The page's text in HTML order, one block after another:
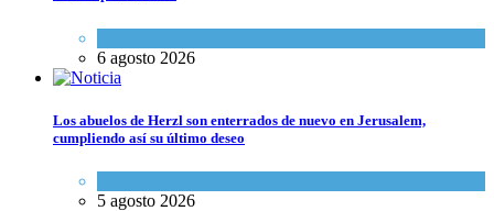
6 agosto 2026
Los abuelos de Herzl son enterrados de nuevo en Jerusalem,
cumpliendo así su último deseo
5 agosto 2026